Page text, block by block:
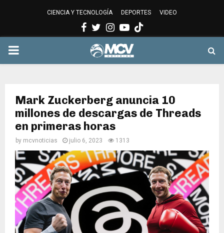
CIENCIA Y TECNOLOGÍA DEPORTES VIDEO
Facebook
Twitter
Instagram
Youtube
PRIMARY
Mark Zuckerberg anuncia 10
millones de descargas de Threads
en primeras horas
by mcvnoticias julio 6, 2023 1313